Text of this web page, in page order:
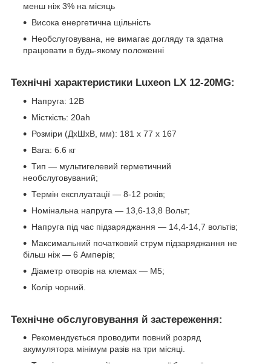
менш ніж 3% на місяць
Висока енергетична щільність
Необслуговувана, не вимагає догляду та здатна
працювати в будь-якому положенні
Технічні характеристики Luxeon LX 12-20MG:
Напруга: 12В
Місткість: 20ah
Розміри (ДхШхВ, мм): 181 x 77 x 167
Вага: 6.6 кг
Тип — мультигелевий герметичний
необслуговуваний;
Термін експлуатації — 8-12 років;
Номінальна напруга — 13,6-13,8 Вольт;
Напруга під час підзаряджання — 14,4-14,7 вольтів;
Максимальний початковий струм підзаряджання не
більш ніж — 6 Амперів;
Діаметр отворів на клемах — M5;
Колір чорний.
Технічне обслуговування й застереження:
Рекомендується проводити повний розряд
акумулятора мінімум разів на три місяці.